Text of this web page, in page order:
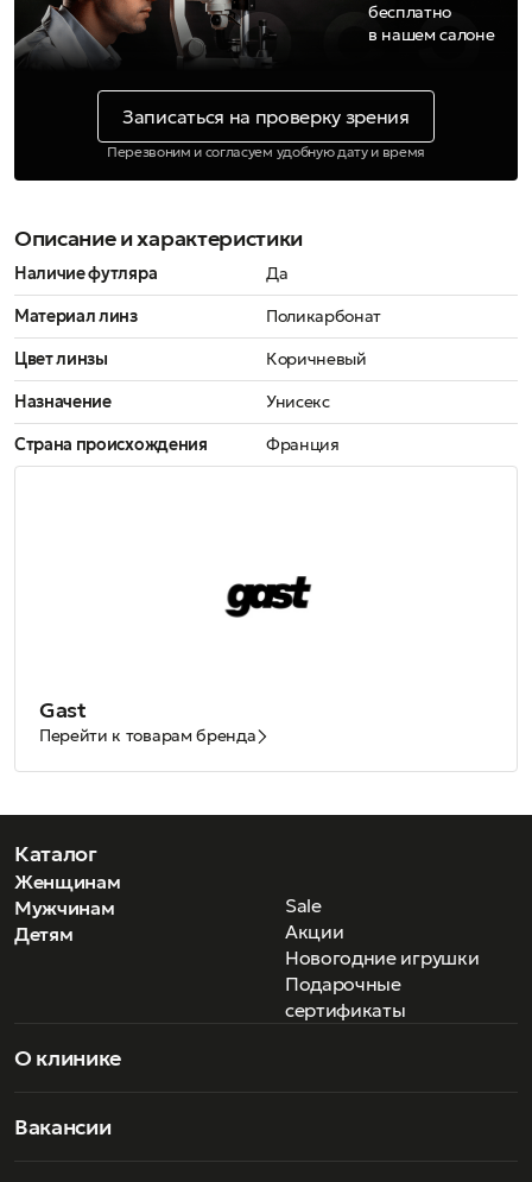
бесплатно
в нашем салоне
Записаться на проверку зрения
Перезвоним и согласуем удобную дату и время
Описание и характеристики
Наличие футляра
Да
Материал линз
Поликарбонат
Цвет линзы
Коричневый
Назначение
Унисекс
Страна происхождения
Франция
Gast
Перейти к товарам бренда
Каталог
Женщинам
Мужчинам
Детям
Sale
Акции
Новогодние игрушки
Подарочные
сертификаты
О клинике
Вакансии